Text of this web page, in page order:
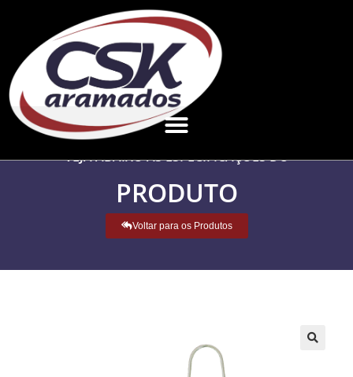
VEJA ABAIXO AS ESPECIFICAÇÕES DO
PRODUTO
Voltar para os Produtos